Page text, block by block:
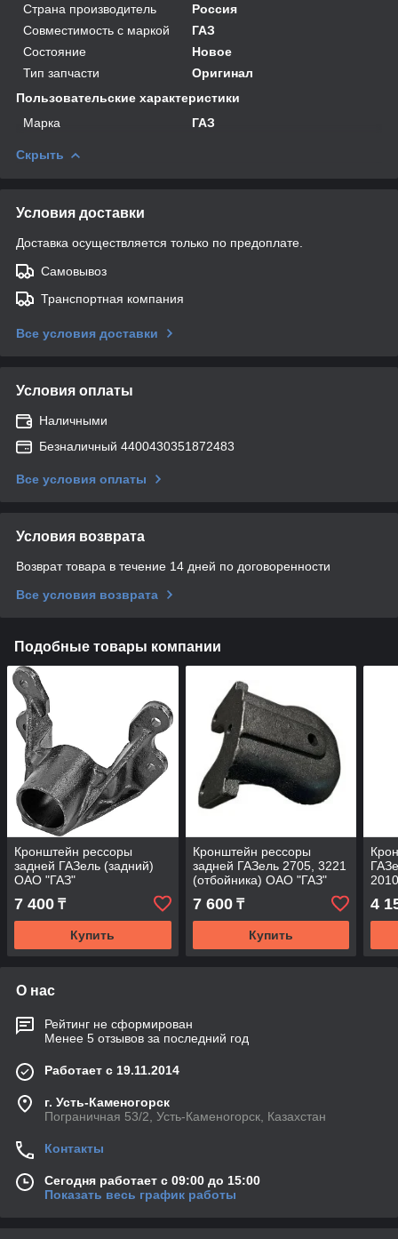
Страна производитель
Россия
Совместимость с маркой
ГАЗ
Состояние
Новое
Тип запчасти
Оригинал
Пользовательские характеристики
Марка
ГАЗ
Скрыть
Условия доставки
Доставка осуществляется только по предоплате.
Самовывоз
Транспортная компания
Все условия доставки
Условия оплаты
Наличными
Безналичный 4400430351872483
Все условия оплаты
Условия возврата
Возврат товара в течение 14 дней по договоренности
Все условия возврата
Подобные товары компании
Кронштейн рессоры
задней ГАЗель (задний)
ОАО "ГАЗ"
7 400 ₸
Купить
Кронштейн рессоры
задней ГАЗель 2705, 3221
(отбойника) ОАО "ГАЗ"
7 600₸
Купить
4
О нас
Рейтинг не сформирован
Менее 5 отзывов за последний год
Работает с 19.11.2014
г. Усть-Каменогорск
Пограничная 53/2, Усть-Каменогорск, Казахстан
Контакты
Сегодня работает с 09:00 до 15:00
Показать весь график работы